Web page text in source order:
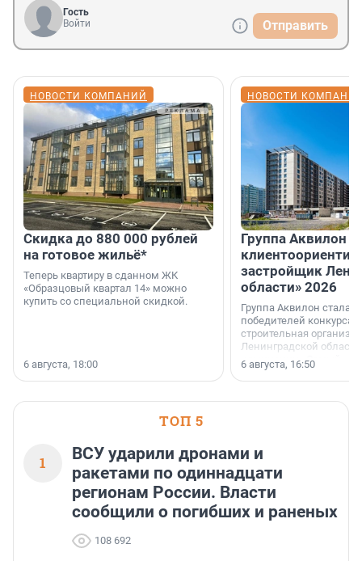
Гость
Войти
Отправить
НОВОСТИ КОМПАНИЙ
Скидка до 880 000 рублей
на готовое жильё*
Теперь квартиру в сданном ЖК
«Образцовый квартал 14» можно
купить со специальной скидкой.
6 августа, 18:00
НОВОСТИ
Группа Аквилон
застройщик
области» 2026
Группа Аквилон стала
победителей конкурса
строительная
Ленинградской области
номинации «Самый
застройщик
области».
6 августа, 16:50
ТОП 5
1
ВСУ ударили дронами и
ракетами по одиннадцати
регионам России. Власти
сообщили о погибших и раненых
108 692